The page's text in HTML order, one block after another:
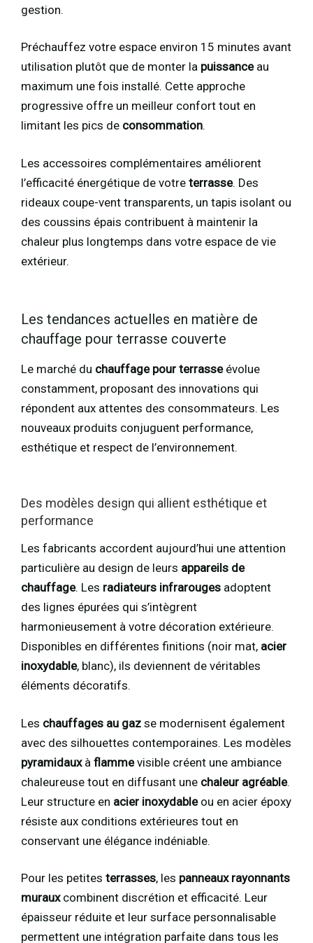
gestion.
Préchauffez votre espace environ 15 minutes avant
utilisation plutôt que de monter la puissanceau
maximum une fois installé. Cette approche
progressive offre un meilleur confort tout en
limitant les pics de consommation.
Les accessoires complémentaires améliorent
l’efficacité énergétique de votre terrasse. Des
rideaux coupe-vent transparents, un tapis isolant ou
des coussins épais contribuent à maintenir la
chaleur plus longtemps dans votre espace de vie
extérieur.
Les tendances actuelles en matière de
chauffage pour terrasse couverte
Le marché du chauffage pour terrasseévolue
constamment, proposant des innovations qui
répondent aux attentes des consommateurs. Les
nouveaux produits conjuguent performance,
esthétique et respect de l’environnement.
Des modèles design qui allient esthétique et
performance
Les fabricants accordent aujourd’hui une attention
particulière au design de leurs appareils de
chauffage. Les radiateurs infrarouges adoptent
des lignes épurées qui s’intègrent
harmonieusement à votre décoration extérieure.
Disponibles en différentes finitions (noir mat, acier
inoxydable, blanc), ils deviennent de véritables
éléments décoratifs.
Les chauffages au gaz se modernisent également
avec des silhouettes contemporaines. Les modèles
pyramidauxà flammevisible créent une ambiance
chaleureuse tout en diffusant une chaleur agréable.
Leur structure en acier inoxydableou en acier époxy
résiste aux conditions extérieures tout en
conservant une élégance indéniable.
Pour les petites terrasses, les panneaux rayonnants
murauxcombinent discrétion et efficacité. Leur
épaisseur réduite et leur surface personnalisable
permettent une intégration parfaite dans tous les